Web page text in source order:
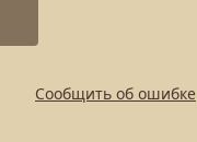
Сообщить об ошибке